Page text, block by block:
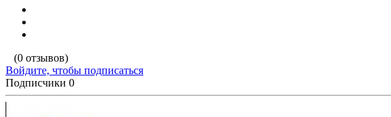
(0 отзывов)
Войдите, чтобы подписаться
Подписчики 0